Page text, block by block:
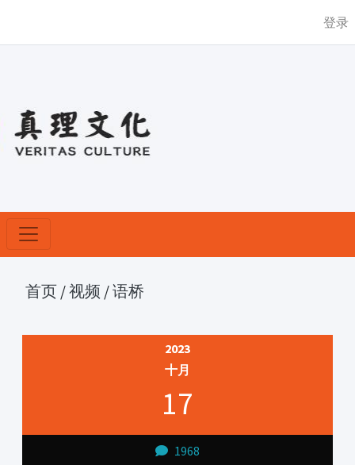
登录
首页 /视频 /语桥
2023
十月
17
1968